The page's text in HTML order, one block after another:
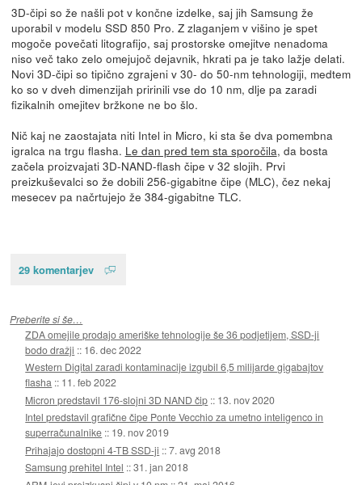
3D-čipi so že našli pot v končne izdelke, saj jih Samsung že
uporabil v modelu SSD 850 Pro. Z zlaganjem v višino je spet
mogoče povečati litografijo, saj prostorske omejitve nenadoma
niso več tako zelo omejujoč dejavnik, hkrati pa je tako lažje delati.
Novi 3D-čipi so tipično zgrajeni v 30- do 50-nm tehnologiji, medtem
ko so v dveh dimenzijah pririnili vse do 10 nm, dlje pa zaradi
fizikalnih omejitev bržkone ne bo šlo.
Nič kaj ne zaostajata niti Intel in Micro, ki sta še dva pomembna
igralca na trgu flasha. Le dan pred tem sta sporočila, da bosta
začela proizvajati 3D-NAND-flash čipe v 32 slojih. Prvi
preizkuševalci so že dobili 256-gigabitne čipe (MLC), čez nekaj
mesecev pa načrtujejo že 384-gigabitne TLC.
29 komentarjev
Preberite si še…
ZDA omejile prodajo ameriške tehnologije še 36 podjetijem, SSD-ji
bodo dražji :: 16. dec 2022
Western Digital zaradi kontaminacije izgubil 6,5 milijarde gigabajtov
flasha :: 11. feb 2022
Micron predstavil 176-slojni 3D NAND čip :: 13. nov 2020
Intel predstavil grafične čipe Ponte Vecchio za umetno inteligenco in
superračunalnike :: 19. nov 2019
Prihajajo dostopni 4-TB SSD-ji ::7. avg 2018
Samsung prehitel Intel ::31. jan 2018